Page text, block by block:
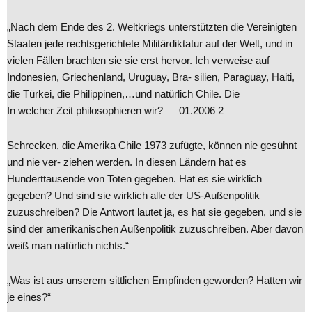
„Nach dem Ende des 2. Weltkriegs unterstützten die Vereinigten
Staaten jede rechtsgerichtete Militärdiktatur auf der Welt, und in
vielen Fällen brachten sie sie erst hervor. Ich verweise auf
Indonesien, Griechenland, Uruguay, Bra- silien, Paraguay, Haiti,
die Türkei, die Philippinen,…und natürlich Chile. Die
In welcher Zeit philosophieren wir? — 01.2006 2
Schrecken, die Amerika Chile 1973 zufügte, können nie gesühnt
und nie ver- ziehen werden. In diesen Ländern hat es
Hunderttausende von Toten gegeben. Hat es sie wirklich
gegeben? Und sind sie wirklich alle der US-Außenpolitik
zuzuschreiben? Die Antwort lautet ja, es hat sie gegeben, und sie
sind der amerikanischen Außenpolitik zuzuschreiben. Aber davon
weiß man natürlich nichts.“
„Was ist aus unserem sittlichen Empfinden geworden? Hatten wir
je eines?“